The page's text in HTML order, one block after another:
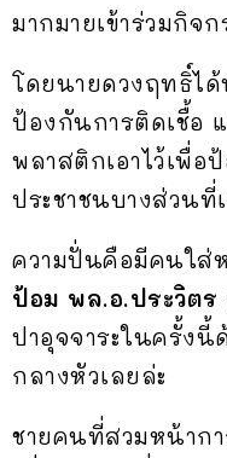
มากมายเข้าร่วมกิจ
โดยนายดวงฤทธิ์ไ
ป้องกันการติดเชื้อ
พลาสติกเอาไว้เพื่
ประชาชนบางส่วนที่
ความปั่นคือมีคนใส่
ป้อม พล.อ.ประวิต
ปาอุจจาระในครั้ง
กลางหัวเลยล่ะ
ชายคนที่สวมหน้ากา